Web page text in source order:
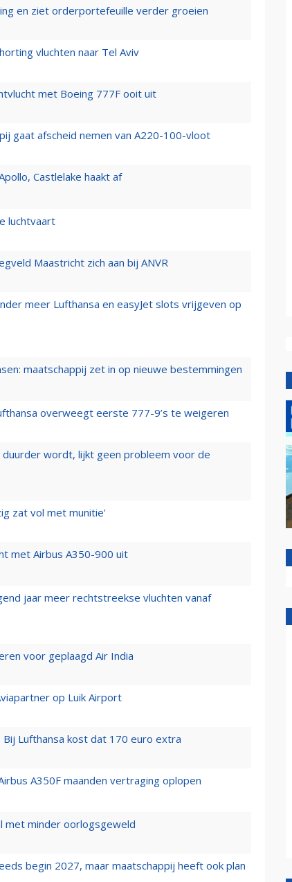
en ziet orderportefeuille verder groeien
vluchten naar Tel Aviv
met Boeing 777F ooit uit
gaat afscheid nemen van A220-100-vloot
Castlelake haakt af
luchtvaart
Maastricht zich aan bij ANVR
meer Lufthansa en easyJet slots vrijgeven op
maatschappij zet in op nieuwe bestemmingen
overweegt eerste 777-9’s te weigeren
wordt, lijkt geen probleem voor de
zat vol met munitie'
met Airbus A350-900 uit
jaar meer rechtstreekse vluchten vanaf
voor geplaagd Air India
op Luik Airport
Bij Lufthansa kost dat 170 euro extra
A350F maanden vertraging oplopen
met minder oorlogsgeweld
begin 2027, maar maatschappij heeft ook plan